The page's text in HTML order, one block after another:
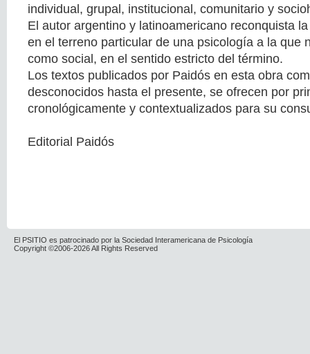
individual, grupal, institucional, comunitario y
El autor argentino y latinoamericano reconquista
en el terreno particular de una psicología a la que
como social, en el sentido estricto del término.
Los textos publicados por Paidós en esta obra
desconocidos hasta el presente, se ofrecen por
cronológicamente y contextualizados para su
Editorial Paidós
El PSITIO es patrocinado por la Sociedad Interamericana de Psicología
Copyright ©2006-2026 All Rights Reserved